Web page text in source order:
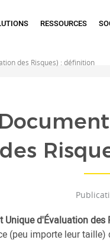
RESSOURCES
des Risques) : définition
des
Unique d'Évaluation des
(peu importe leur